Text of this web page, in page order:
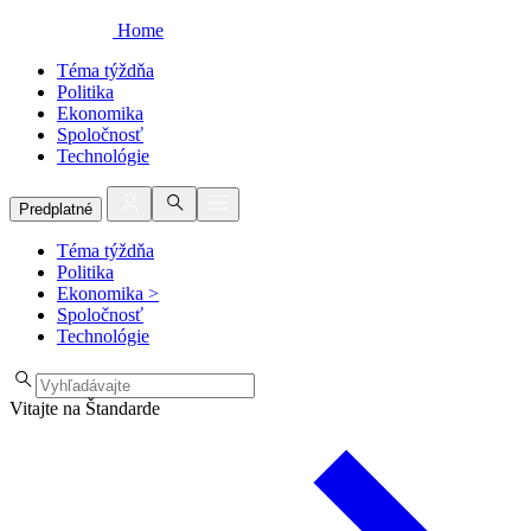
Home
Téma týždňa
Politika
Ekonomika
Spoločnosť
Technológie
Predplatné
Téma týždňa
Politika
Ekonomika >
Spoločnosť
Technológie
Vitajte na Štandarde